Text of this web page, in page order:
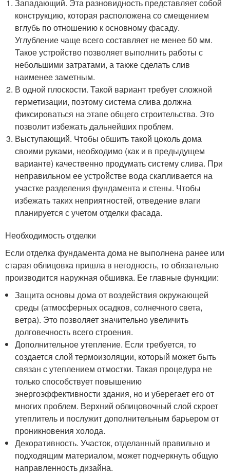
Западающий. Эта разновидность представляет собой
конструкцию, которая расположена со смещением
вглубь по отношению к основному фасаду.
Углубление чаще всего составляет не менее 50 мм.
Такое устройство позволяет выполнить работы с
небольшими затратами, а также сделать слив
наименее заметным.
В одной плоскости. Такой вариант требует сложной
герметизации, поэтому система слива должна
фиксироваться на этапе общего строительства. Это
позволит избежать дальнейших проблем.
Выступающий. Чтобы обшить такой цоколь дома
своими руками, необходимо (как и в предыдущем
варианте) качественно продумать систему слива. При
неправильном ее устройстве вода скапливается на
участке разделения фундамента и стены. Чтобы
избежать таких неприятностей, отведение влаги
планируется с учетом отделки фасада.
Необходимость отделки
Если отделка фундамента дома не выполнена ранее или
старая облицовка пришла в негодность, то обязательно
производится наружная обшивка. Ее главные функции:
Защита основы дома от воздействия окружающей
среды (атмосферных осадков, солнечного света,
ветра). Это позволяет значительно увеличить
долговечность всего строения.
Дополнительное утепление. Если требуется, то
создается слой термоизоляции, который может быть
связан с утеплением отмостки. Такая процедура не
только способствует повышению
энергоэффективности здания, но и уберегает его от
многих проблем. Верхний облицовочный слой скроет
утеплитель и послужит дополнительным барьером от
проникновения холода.
Декоративность. Участок, отделанный правильно и
подходящим материалом, может подчеркнуть общую
направленность дизайна.